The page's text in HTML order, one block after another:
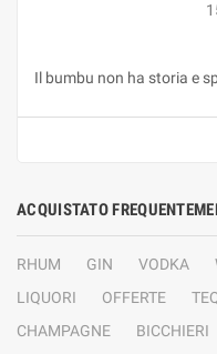
Il bumbu non ha storia e
ACQUISTATO
RHUM GIN VODKA
LIQUORI
OFFERTE
CHAMPAGNE
BICCHIERI